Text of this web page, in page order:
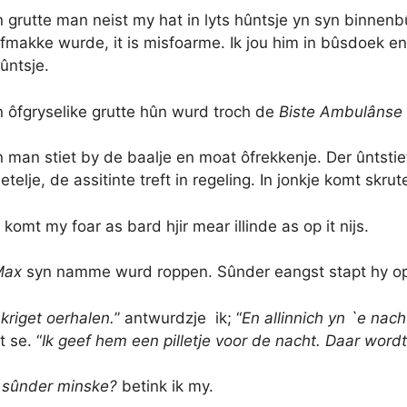
grutte man neist my hat in lyts hûntsje yn syn
wurde, it is misfoarme. Ik jou him in bûsdoek
ôfgryselike grutte hûn wurd troch de Biste Ambulânse
man stiet by de baalje en moat ôfrekkenje. Der
de assitinte treft in regeling. In jonkje komt
komt my foar as bard hjir mear illinde as op it nijs.
syn namme wurd roppen. Sûnder eangst stapt hy
oerhalen.” antwurdzje ik; “En allinnich yn `e
se. “Ik geef hem een pilletje voor de nacht. Daar
minske? betink ik my.